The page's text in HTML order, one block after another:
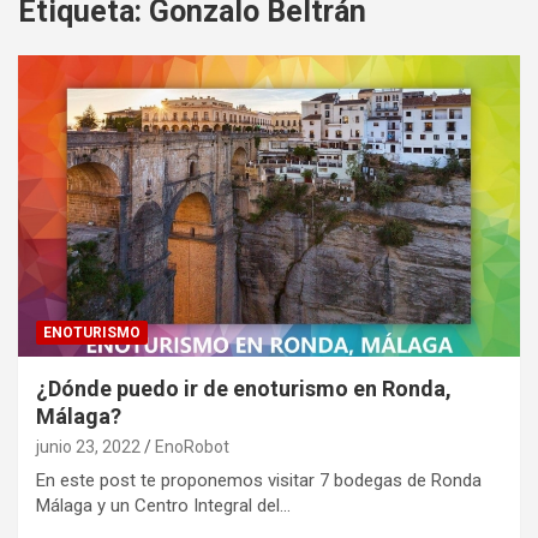
Etiqueta: Gonzalo Beltrán
ENOTURISMO
¿Dónde puedo ir de enoturismo en Ronda,
Málaga?
junio 23, 2022 EnoRobot
En este post te proponemos visitar 7 bodegas de Ronda
Málaga y un Centro Integral del…